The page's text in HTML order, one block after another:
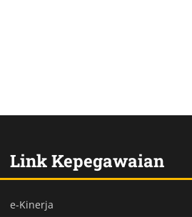
Link Kepegawaian
e-Kinerja